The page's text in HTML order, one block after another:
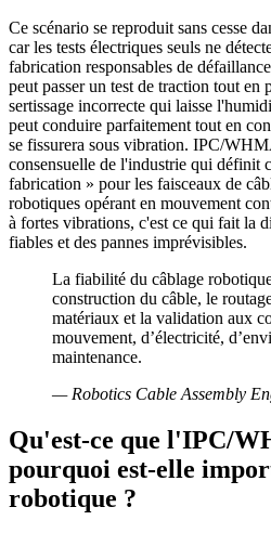
Ce scénario se reproduit sans cesse
car les tests électriques seuls ne
fabrication responsables de
peut passer un test de traction tout en
sertissage incorrecte qui laisse
peut conduire parfaitement tout en
se fissurera sous vibration. IPC/
consensuelle de l'industrie qui définit
fabrication » pour les faisceaux de
robotiques opérant en mouvement
à fortes vibrations, c'est ce qui fait la
fiables et des pannes imprévisibles.
La fiabilité du câblage
construction du câble, le
matériaux et la validation aux
mouvement, d’électricité,
maintenance.
— Robotics Cable Assembly
Qu'est-ce que l'IPC/
pourquoi est-elle
robotique ?